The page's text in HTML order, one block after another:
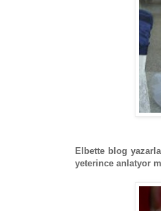
Elbette blog
yeterince anlatyor